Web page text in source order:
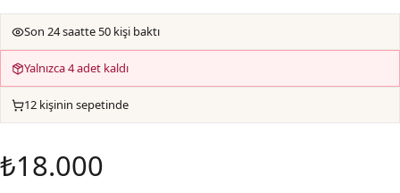
Son 24 saatte 50 kişi baktı
Yalnızca 4 adet kaldı
12 kişinin sepetinde
₺18.000